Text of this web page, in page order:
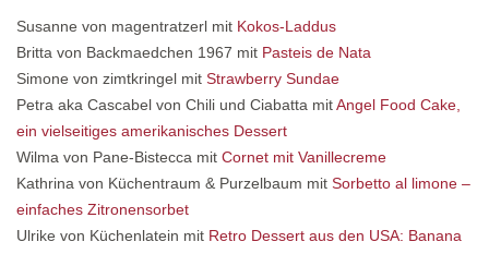
Susanne von magentratzerl mit Kokos-Laddus
Britta von Backmaedchen 1967 mit Pasteis de Nata
Simone von zimtkringel mit Strawberry Sundae
Petra aka Cascabel von Chili und Ciabatta mitAngel Food Cake,
ein vielseitiges amerikanisches Dessert
Wilma von Pane-Bistecca mit Cornet mit Vanillecreme
Kathrina von Küchentraum & Purzelbaum mit Sorbetto al limone –
einfaches Zitronensorbet
Ulrike von Küchenlatein mit Retro Dessert aus den USA: Banana